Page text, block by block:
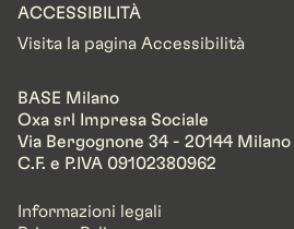
ACCESSIBILITÀ
Visita la pagina Accessibilità
BASE Milano
Oxa srl Impresa Sociale
Via Bergognone 34 - 20144 Milano
C.F. e P.IVA 09102380962
Informazioni legali